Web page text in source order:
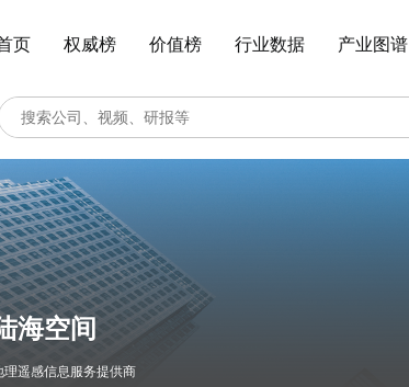
页 权威榜 价值榜 行业数据 产业图谱
海空间
理遥感信息服务提供商